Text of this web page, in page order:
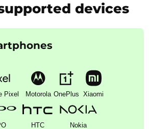
devices
Pixel Motorola OnePlus Xiaomi
HTC Nokia